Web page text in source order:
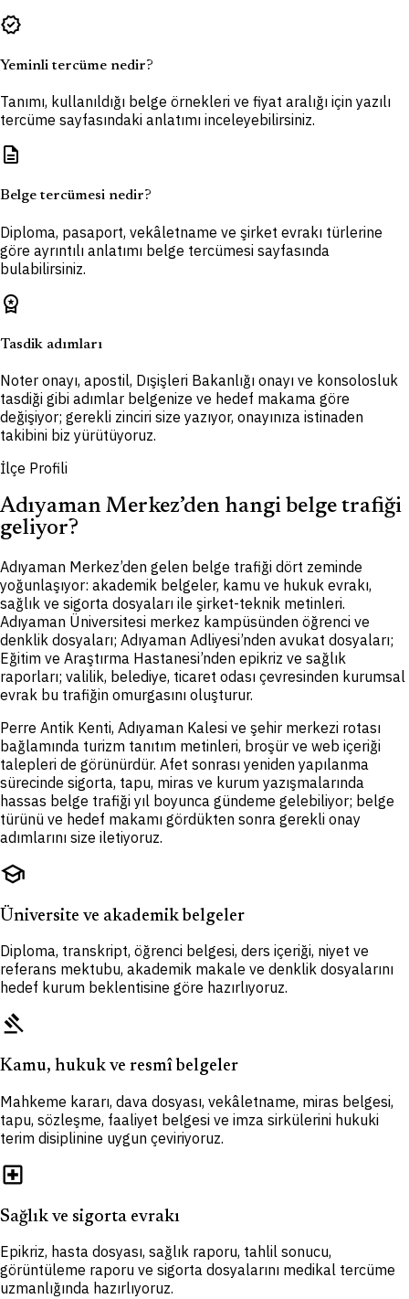
verified
Yeminli tercüme nedir?
Tanımı, kullanıldığı belge örnekleri ve fiyat aralığı için yazılı
tercüme sayfasındaki anlatımı inceleyebilirsiniz.
description
Belge tercümesi nedir?
Diploma, pasaport, vekâletname ve şirket evrakı türlerine
göre ayrıntılı anlatımı belge tercümesi sayfasında
bulabilirsiniz.
workspace_premium
Tasdik adımları
Noter onayı, apostil, Dışişleri Bakanlığı onayı ve konsolosluk
tasdiği gibi adımlar belgenize ve hedef makama göre
değişiyor; gerekli zinciri size yazıyor, onayınıza istinaden
takibini biz yürütüyoruz.
İlçe Profili
Adıyaman Merkez’den hangi belge trafiği
geliyor?
Adıyaman Merkez’den gelen belge trafiği dört zeminde
yoğunlaşıyor: akademik belgeler, kamu ve hukuk evrakı,
sağlık ve sigorta dosyaları ile şirket-teknik metinleri.
Adıyaman Üniversitesi merkez kampüsünden öğrenci ve
denklik dosyaları; Adıyaman Adliyesi’nden avukat dosyaları;
Eğitim ve Araştırma Hastanesi’nden epikriz ve sağlık
raporları; valilik, belediye, ticaret odası çevresinden kurumsal
evrak bu trafiğin omurgasını oluşturur.
Perre Antik Kenti, Adıyaman Kalesi ve şehir merkezi rotası
bağlamında turizm tanıtım metinleri, broşür ve web içeriği
talepleri de görünürdür. Afet sonrası yeniden yapılanma
sürecinde sigorta, tapu, miras ve kurum yazışmalarında
hassas belge trafiği yıl boyunca gündeme gelebiliyor; belge
türünü ve hedef makamı gördükten sonra gerekli onay
adımlarını size iletiyoruz.
school
Üniversite ve akademik belgeler
Diploma, transkript, öğrenci belgesi, ders içeriği, niyet ve
referans mektubu, akademik makale ve denklik dosyalarını
hedef kurum beklentisine göre hazırlıyoruz.
gavel
Kamu, hukuk ve resmî belgeler
Mahkeme kararı, dava dosyası, vekâletname, miras belgesi,
tapu, sözleşme, faaliyet belgesi ve imza sirkülerini hukuki
terim disiplinine uygun çeviriyoruz.
local_hospital
Sağlık ve sigorta evrakı
Epikriz, hasta dosyası, sağlık raporu, tahlil sonucu,
görüntüleme raporu ve sigorta dosyalarını medikal tercüme
uzmanlığında hazırlıyoruz.